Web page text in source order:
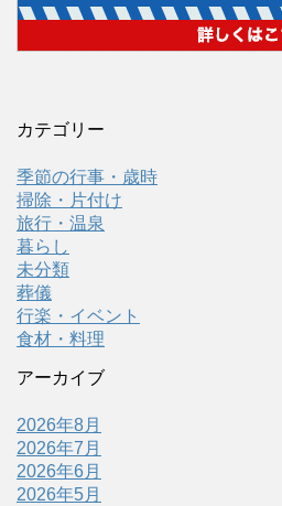
カテゴリー
季節の行事・歳時
掃除・片付け
旅行・温泉
暮らし
未分類
葬儀
行楽・イベント
食材・料理
アーカイブ
2026年8月
2026年7月
2026年6月
2026年5月